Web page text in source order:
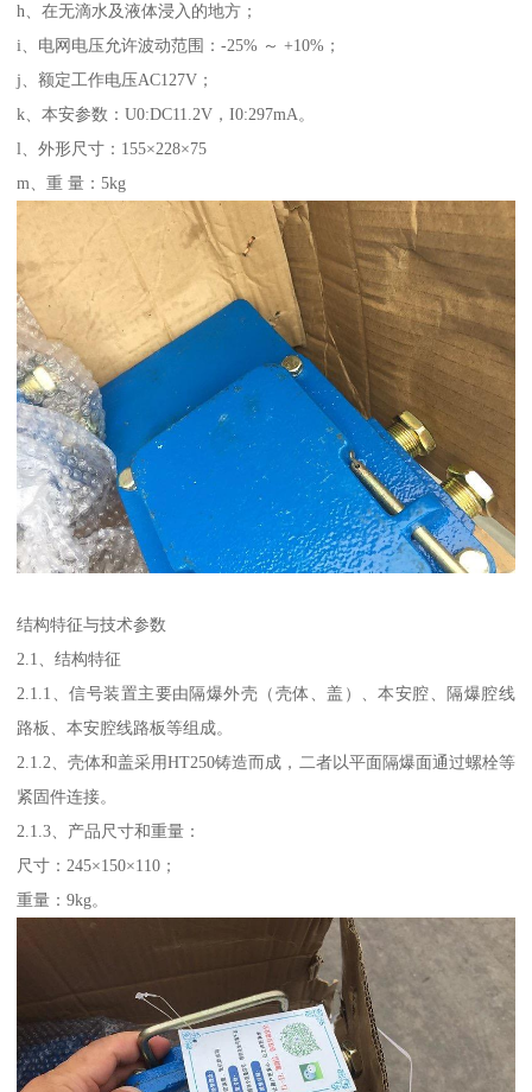
h、在无滴水及液体浸入的地方；
i、电网电压允许波动范围：-25% ～ +10%；
j、额定工作电压AC127V；
k、本安参数：U0:DC11.2V，I0:297mA。
l、外形尺寸：155×228×75
m、重 量：5kg
结构特征与技术参数
2.1、结构特征
2.1.1、信号装置主要由隔爆外壳（壳体、盖）、本安腔、隔爆腔线
路板、本安腔线路板等组成。
2.1.2、壳体和盖采用HT250铸造而成，二者以平面隔爆面通过螺栓等
紧固件连接。
2.1.3、产品尺寸和重量：
尺寸：245×150×110；
重量：9kg。